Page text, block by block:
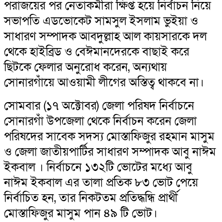
পরাজয়ের পর নেতাকর্মীরা ক্ষিপ্ত হয়ে নির্বাচন নিয়ে
সভাপতি এডভোকেট সামসুল ইসলাম ভুইয়া ও
সাধারণ সম্পাদক আবদুল্লাহ আল কায়সারকে দল
থেকে হাইব্রিড ও বেঈমানদেরকে বাছাই করে
ছিটকে ফেলার অনুরোধ করেন, অন্যথায়
সোনারগাঁয়ে আওয়ামী লীগের অস্তিত্ব থাকবে না।
সোমবার (১৭ অক্টোবর) জেলা পরিষদ নির্বাচনে
সোনারগাঁ উপজেলা থেকে নির্বাচন করেন জেলা
পরিষদের সাবেক সদস্য মোস্তাফিজুর রহমান মাসুম
ও জেলা জাতীয়পার্টির সাধারণ সম্পাদক আবু নাঈম
ইকবাল । নির্বাচনে ১৩২টি ভোটের মধ্যে আবু
নাঈম ইকবাল এর তালা প্রতিক ৮৩ ভোট পেয়ে
নির্বাচিত হন, তার নিকটতম প্রতিদ্ধন্ধি প্রার্থী
মোস্তাফিজুর মাসুম পান ৪৯ টি ভোট।